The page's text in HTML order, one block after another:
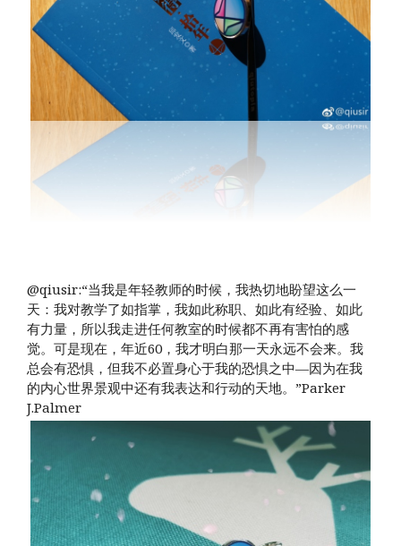
@qiusir:“当我是年轻教师的时候，我热切地盼望这么一
天：我对教学了如指掌，我如此称职、如此有经验、如此
有力量，所以我走进任何教室的时候都不再有害怕的感
觉。可是现在，年近60，我才明白那一天永远不会来。我
总会有恐惧，但我不必置身心于我的恐惧之中—因为在我
的内心世界景观中还有我表达和行动的天地。”Parker
J.Palmer